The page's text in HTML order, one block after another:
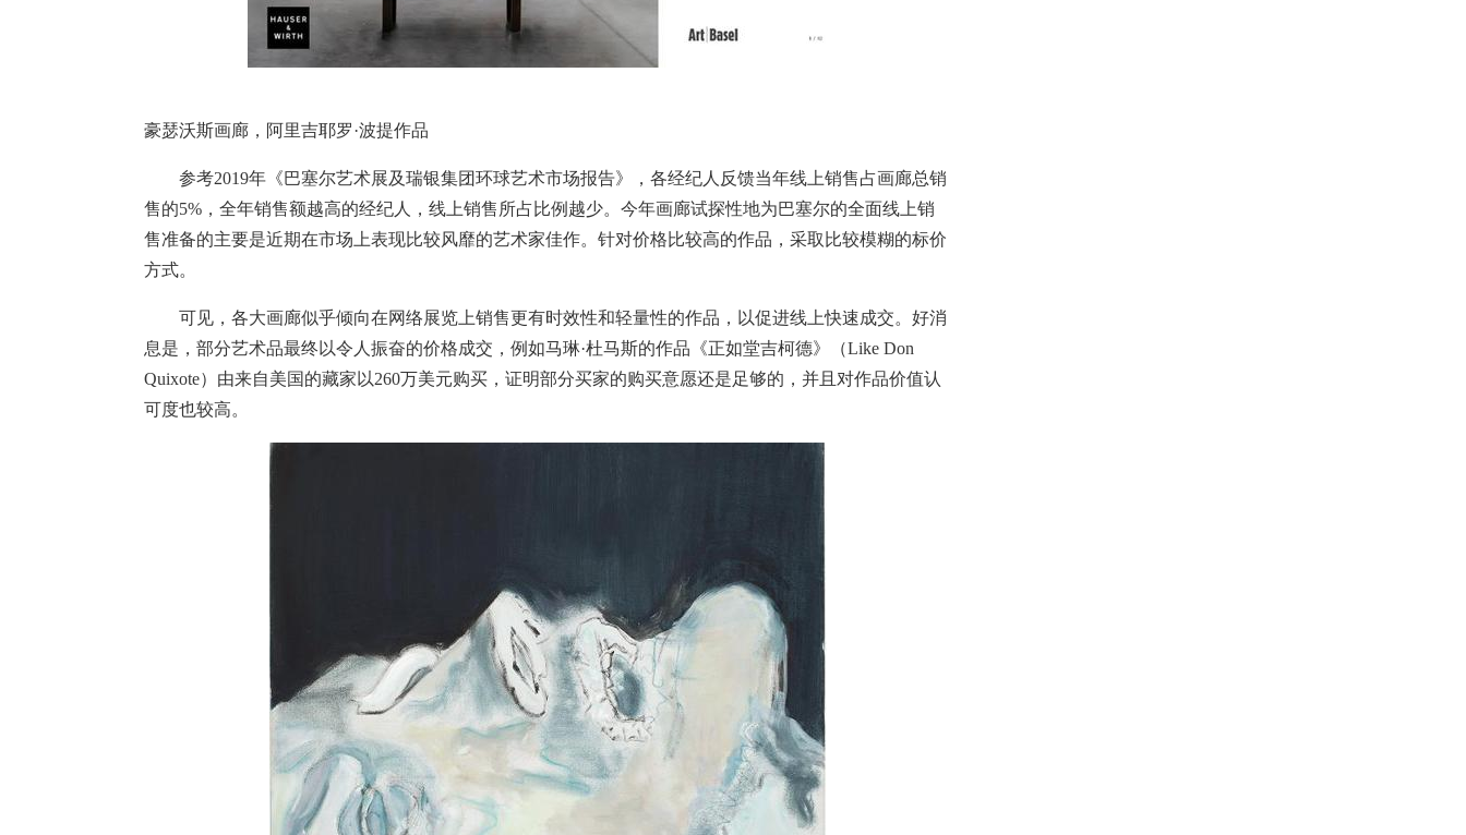
豪瑟沃斯画廊，阿里吉耶罗·波提作品
参考2019年《巴塞尔艺术展及瑞银集团环球艺术市场报告》，各经纪人反馈当年线上销售占画廊总销
售的5%，全年销售额越高的经纪人，线上销售所占比例越少。今年画廊试探性地为巴塞尔的全面线上销
售准备的主要是近期在市场上表现比较风靡的艺术家佳作。针对价格比较高的作品，采取比较模糊的标价
方式。
可见，各大画廊似乎倾向在网络展览上销售更有时效性和轻量性的作品，以促进线上快速成交。好消
息是，部分艺术品最终以令人振奋的价格成交，例如马琳·杜马斯的作品《正如堂吉柯德》（Like Don
Quixote）由来自美国的藏家以260万美元购买，证明部分买家的购买意愿还是足够的，并且对作品价值认
可度也较高。